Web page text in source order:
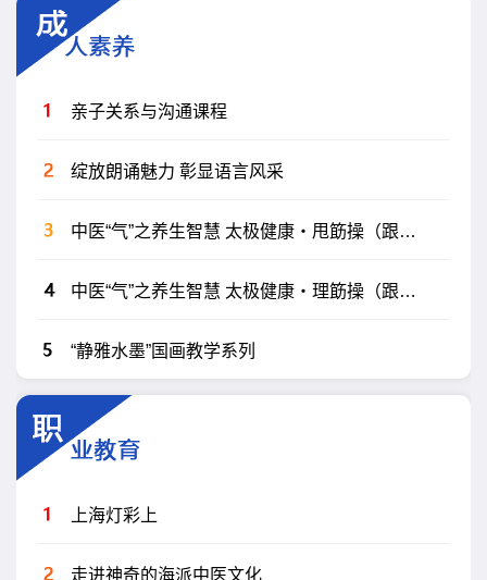
亲子关系与沟通课程
绽放朗诵魅力 彰显语言风采
中医“气”之养生智慧 太极健康・甩筯操（跟练版）
中医“气”之养生智慧 太极健康・理筯操（跟练版）
“静雅水墨”国画教学系列
上海灯彩上
走进神奇的海派中医文化